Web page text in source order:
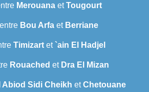
Merouana etTougourt
Bou Arfa et Berriane
Timizartet `ain El Hadjel
Rouached et Dra El Mizan
Abiod Sidi Cheikh etChetouane